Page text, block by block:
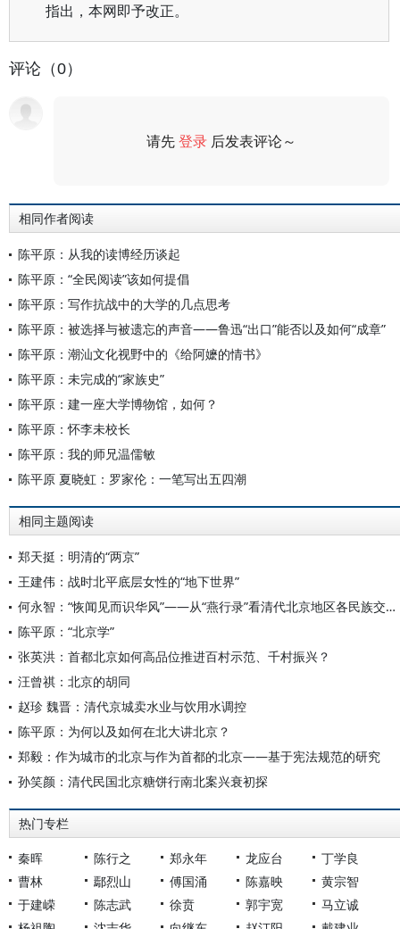
指出，本网即予改正。
评论（0）
请先登录 后发表评论～
相同作者阅读
陈平原：从我的读博经历谈起
陈平原：“全民阅读”该如何提倡
陈平原：写作抗战中的大学的几点思考
陈平原：被选择与被遗忘的声音——鲁迅“出口”能否以及如何“成章”
陈平原：潮汕文化视野中的《给阿嬷的情书》
陈平原：未完成的“家族史”
陈平原：建一座大学博物馆，如何？
陈平原：怀李未校长
陈平原：我的师兄温儒敏
陈平原 夏晓虹：罗家伦：一笔写出五四潮
相同主题阅读
郑天挺：明清的“两京”
王建伟：战时北平底层女性的“地下世界”
何永智：“恢闻见而识华风”——从“燕行录”看清代北京地区各民族交往交流交融
陈平原：“北京学”
张英洪：首都北京如何高品位推进百村示范、千村振兴？
汪曾祺：北京的胡同
赵珍 魏晋：清代京城卖水业与饮用水调控
陈平原：为何以及如何在北大讲北京？
郑毅：作为城市的北京与作为首都的北京——基于宪法规范的研究
孙笑颜：清代民国北京糖饼行南北案兴衰初探
热门专栏
秦晖 陈行之 郑永年 龙应台
丁学良
曹林
鄢烈山 傅国涌 陈嘉映
黄宗智
于建嵘
陈志武 徐贲 郭宇宽
马立诚